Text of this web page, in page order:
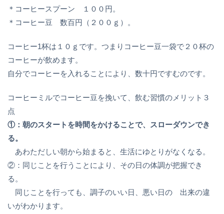
＊コーヒースプーン １００円。
＊コーヒー豆 数百円（２００ｇ）。
コーヒー1杯は１０ｇです。つまりコーヒー豆一袋で２０杯の
コーヒーが飲めます。
自分でコーヒーを入れることにより、数十円ですむのです。
コーヒーミルでコーヒー豆を挽いて、飲む習慣のメリット３
点
①：朝のスタートを時間をかけることで、スローダウンでき
る。
あわただしい朝から始まると、生活にゆとりがなくなる。
②：同じことを行うことにより、その日の体調が把握でき
る。
同じことを行っても、調子のいい日、悪い日の 出来の違
いがわかります。